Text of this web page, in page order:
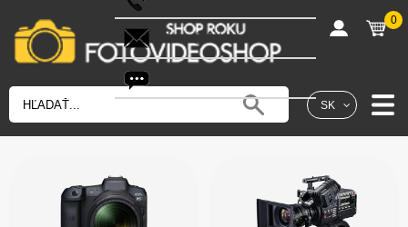
SK
shop@fotovideoshop.sk
0